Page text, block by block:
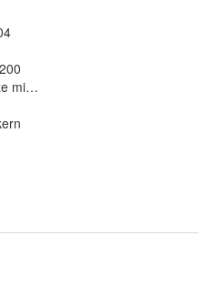
mit zwei Härtegraden H3 und H4